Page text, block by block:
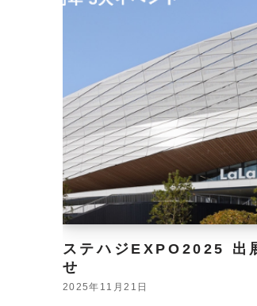
ステハジEXPO2025 出
せ
2025年11月21日